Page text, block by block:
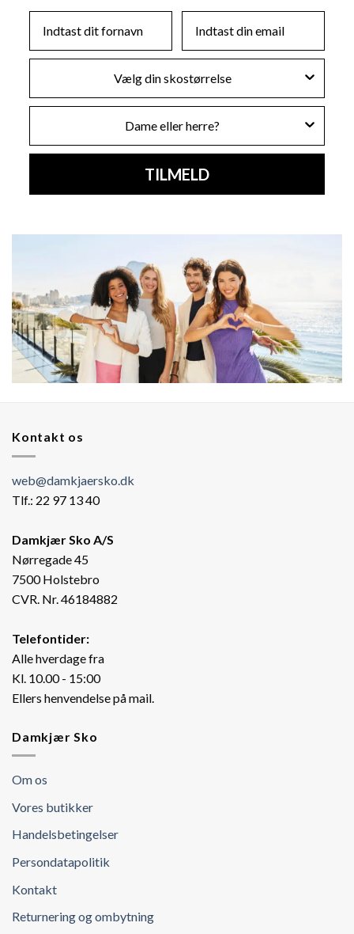
TILMELD
Kontakt os
web@damkjaersko.dk
Tlf.: 22 97 13 40
Damkjær Sko A/S
Nørregade 45
7500 Holstebro
CVR. Nr. 46184882
Telefontider:
Alle hverdage fra
Kl. 10.00 - 15:00
Ellers henvendelse på mail.
Damkjær Sko
Om os
Vores butikker
Handelsbetingelser
Persondatapolitik
Kontakt
Returnering og ombytning